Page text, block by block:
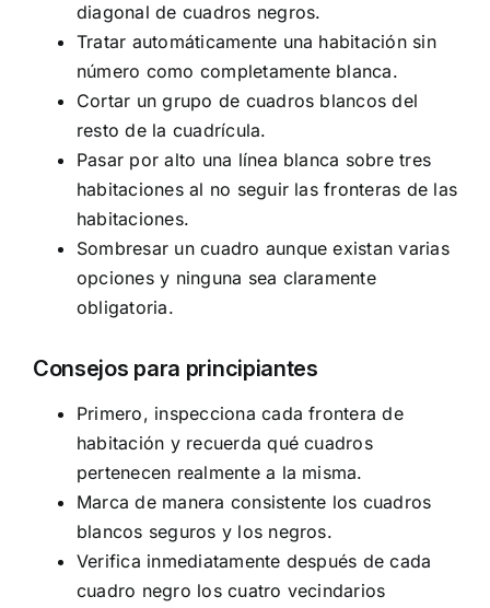
diagonal de cuadros negros.
Tratar automáticamente una habitación sin
número como completamente blanca.
Cortar un grupo de cuadros blancos del
resto de la cuadrícula.
Pasar por alto una línea blanca sobre tres
habitaciones al no seguir las fronteras de las
habitaciones.
Sombresar un cuadro aunque existan varias
opciones y ninguna sea claramente
obligatoria.
Consejos para principiantes
Primero, inspecciona cada frontera de
habitación y recuerda qué cuadros
pertenecen realmente a la misma.
Marca de manera consistente los cuadros
blancos seguros y los negros.
Verifica inmediatamente después de cada
cuadro negro los cuatro vecindarios